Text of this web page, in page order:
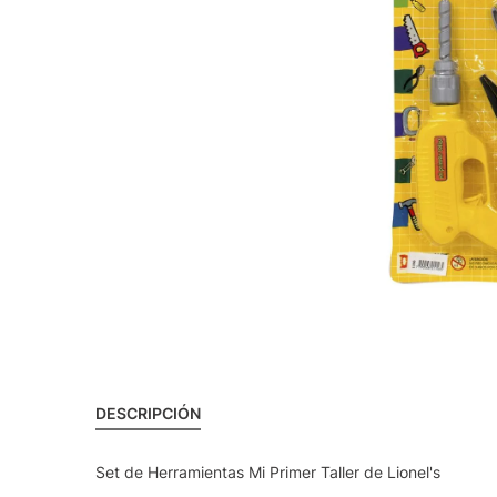
DESCRIPCIÓN
Set de Herramientas Mi Primer Taller de Lionel's